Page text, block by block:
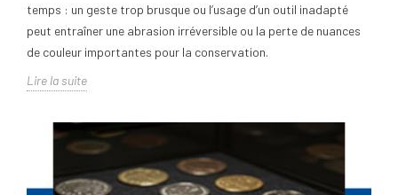
temps : un geste trop brusque ou l’usage d’un outil inadapté
peut entraîner une abrasion irréversible ou la perte de nuances
de couleur importantes pour la conservation.
Lire la suite